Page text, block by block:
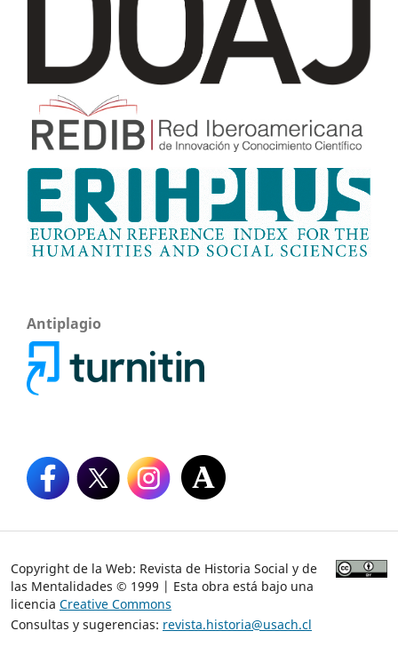
Antiplagio
Copyright de la Web: Revista de Historia Social y de
las Mentalidades © 1999 | Esta obra está bajo una
licencia Creative Commons
Consultas y sugerencias: revista.historia@usach.cl